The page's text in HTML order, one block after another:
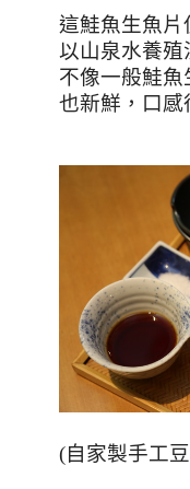
這鮭魚生魚片
以山泉水養殖
不像一般鮭
也新鮮，口感
(自家製手工豆